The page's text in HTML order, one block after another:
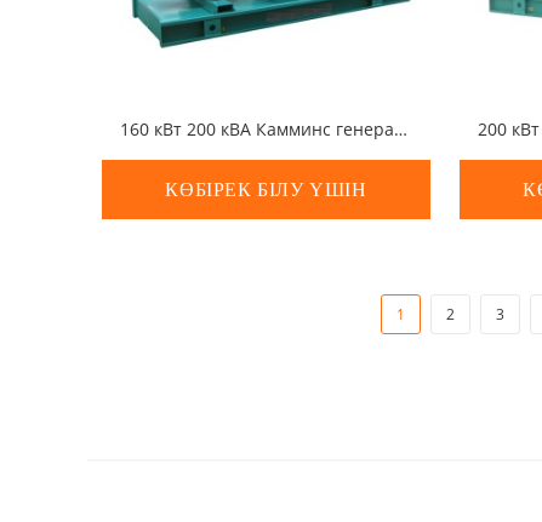
160 кВт 200 кВА Камминс генераторы
КӨБІРЕК БІЛУ ҮШІН
1 2 3